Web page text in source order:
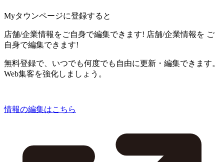
Myタウンページに登録すると
店舗/企業情報をご自身で編集できます! 店舗/企業情報を ご
自身で編集できます!
無料登録で、いつでも何度でも自由に更新・編集できます。
Web集客を強化しましょう。
情報の編集はこちら